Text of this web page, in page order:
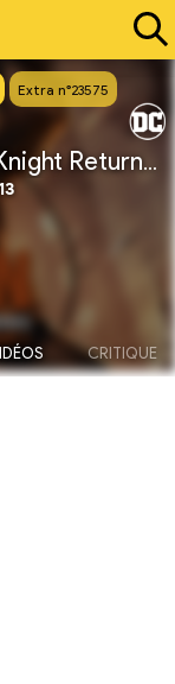
Extra n°23575
Batman The Dark Knight Returns, Partie 2
CRITIQUE